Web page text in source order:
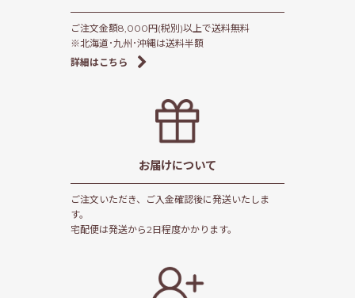
ご注文金額8,000円(税別)以上で送料無料
※北海道･九州･沖縄は送料半額
詳細はこちら
お届けについて
ご注文いただき、ご入金確認後に発送いたしま
す。
宅配便は発送から2日程度かかります。